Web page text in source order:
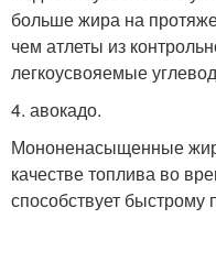
больше жира на
чем атлеты из
легкоусвояемые
4. авокадо.
Мононенасыщенные
качестве топлива во
способствует быстрому